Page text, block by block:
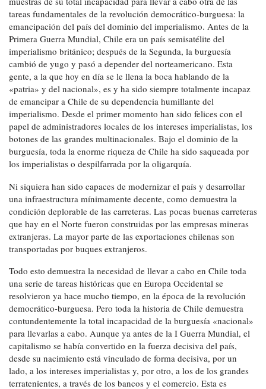
tareas fundamentales de la revolución democrático-burguesa: la
emancipación del país del dominio del imperialismo. Antes de la
Primera Guerra Mundial, Chile era un país semisatélite del
imperialismo británico; después de la Segunda, la burguesía
cambió de yugo y pasó a depender del norteamericano. Esta
gente, a la que hoy en día se le llena la boca hablando de la
«patria» y del nacional», es y ha sido siempre totalmente incapaz
de emancipar a Chile de su dependencia humillante del
imperialismo. Desde el primer momento han sido felices con el
papel de administradores locales de los intereses imperialistas, los
botones de las grandes multinacionales. Bajo el dominio de la
burguesía, toda la enorme riqueza de Chile ha sido saqueada por
los imperialistas o despilfarrada por la oligarquía.
Ni siquiera han sido capaces de modernizar el país y desarrollar
una infraestructura mínimamente decente, como demuestra la
condición deplorable de las carreteras. Las pocas buenas carreteras
que hay en el Norte fueron construidas por las empresas mineras
extranjeras. La mayor parte de las exportaciones chilenas son
transportadas por buques extranjeros.
Todo esto demuestra la necesidad de llevar a cabo en Chile toda
una serie de tareas históricas que en Europa Occidental se
resolvieron ya hace mucho tiempo, en la época de la revolución
democrático-burguesa. Pero toda la historia de Chile demuestra
contundentemente la total incapacidad de la burguesía «nacional»
para llevarlas a cabo. Aunque ya antes de la I Guerra Mundial, el
capitalismo se había convertido en la fuerza decisiva del país,
desde su nacimiento está vinculado de forma decisiva, por un
lado, a los intereses imperialistas y, por otro, a los de los grandes
terratenientes, a través de los bancos y el comercio. Esta es